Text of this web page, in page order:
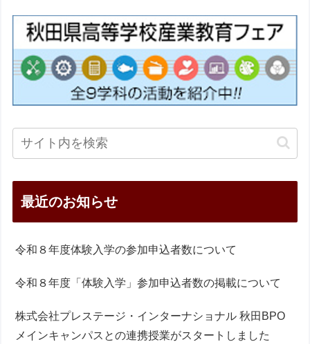
最近のお知らせ
令和８年度体験入学の参加申込者数について
令和８年度「体験入学」参加申込者数の掲載について
株式会社プレステージ・インターナショナル 秋田BPO
メインキャンパスとの連携授業がスタートしました